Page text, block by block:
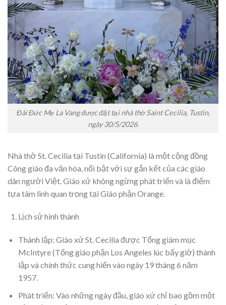
Đài Đức Mẹ La Vang được đặt tại nhà thờ Saint Cecilia, Tustin,
ngày 30/5/2026.
Nhà thờ St. Cecilia tại Tustin (California) là một cộng đồng
Công giáo đa văn hóa, nổi bật với sự gắn kết của các giáo
dân người Việt. Giáo xứ không ngừng phát triển và là điểm
tựa tâm linh quan trọng tại Giáo phận Orange.
Lịch sử hình thành
Thành lập: Giáo xứ St. Cecilia được Tổng giám mục
McIntyre (Tổng giáo phận Los Angeles lúc bấy giờ) thành
lập và chính thức cung hiến vào ngày 19 tháng 6 năm
1957.
Phát triển: Vào những ngày đầu, giáo xứ chỉ bao gồm một